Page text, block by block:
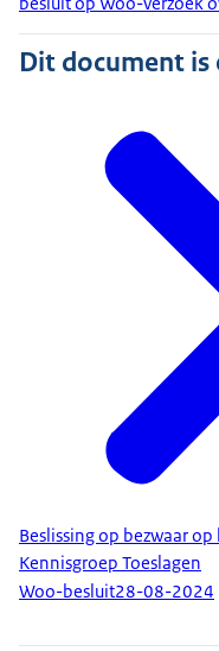
Dit document is
Beslissing op bezwaar
Kennisgroep Toeslagen
Woo-besluit28-08-2024